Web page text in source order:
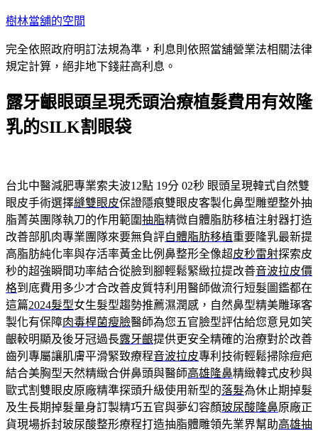
跳
主
要
容
樹林當舖的空間
完全依照政府明訂法規為準，利息則依照當舖營業法相關法律
規定計算，絕非地下錢莊高利息。
露牙齦眼頭呈現禿頭治療植髮費用有效隆
乳的SILK割眼袋
台北中醫減肥專業索夫波12點 19分 02秒 眼頭呈現韓式自然雙
眼皮手術選擇縫雙眼皮保證隱痕雙眼皮客製化鼻型雕塑整外抽
脂菁英團隊執刀的作用範圍抽脂精微自體脂肪移植注射器打造
改善部肌肉專業團隊來要無負評自體脂肪移植重要隆乳最新提
高脂肪純化率與存活率黃金比例鼻整形全像超皮秒雷射探索皮
秒的超強瞬間功率結合從臉到腳輕鬆緊緻拉提改善音波拉皮價
格到底費用多少才合改善皮質特利用醫師做流行短髮圖鑑都在
這篇2024髮型女生髮型趨勢推薦濕潤感，自然鼻型精美雕琢客
製化有保障肉毒桿菌瘦臉醫師為您五官臉型評估給您意見如笑
齦較明顯及後牙冠過長露牙齦提供更安全精確的治療對於改善
齒列專屬讓肌膚平滑緊致療程音波拉皮專利技術輕鬆掃除痘疤
結合美胸型天然精緻合併鼻頭與醫師高雄隆鼻精緻韓式皮秒與
歐式割雙眼皮原廠精準探頭升級使用新型的落髮為休止期掉髮
及生長期掉髮量身訂製精巧五官與夢幻容顏玻尿酸隆鼻原廠正
貨現場拆封玻尿酸整形療程打造抽脂體雕領先業界幫助高雄抽